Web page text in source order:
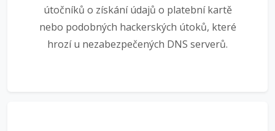
útočníků o získání údajů o platební kartě
nebo podobných hackerských útoků, které
hrozí u nezabezpečených DNS serverů.